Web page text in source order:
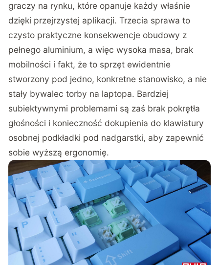
graczy na rynku, które opanuje każdy właśnie
dzięki przejrzystej aplikacji. Trzecia sprawa to
czysto praktyczne konsekwencje obudowy z
pełnego aluminium, a więc wysoka masa, brak
mobilności i fakt, że to sprzęt ewidentnie
stworzony pod jedno, konkretne stanowisko, a nie
stały bywalec torby na laptopa. Bardziej
subiektywnymi problemami są zaś brak pokrętła
głośności i konieczność dokupienia do klawiatury
osobnej podkładki pod nadgarstki, aby zapewnić
sobie wyższą ergonomię.